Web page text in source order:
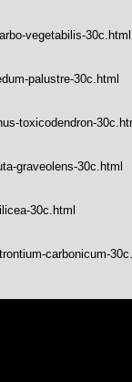
vegetabilis-30c.html
palustre-30c.html
toxicodendron-
graveolens-30c.html
30c.html
carbonicum-